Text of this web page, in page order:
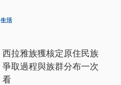
生活
西拉雅族獲核定原住民族
爭取過程與族群分布一次
看